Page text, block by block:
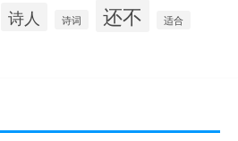
诗人 诗词 还不 适合